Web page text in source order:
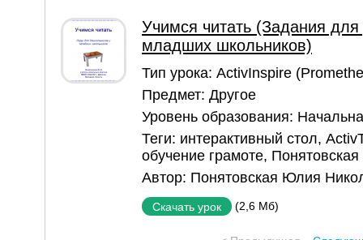
Учимся читать (Задания
младших школьников)
Тип урока: ActivInspire
Предмет: Другое
Уровень образования:
Теги: интерактивный стол,
обучение грамоте, Понятовская
Автор: Понятовская Юлия
Скачать урок (2,6 Мб)